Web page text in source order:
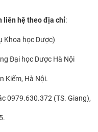
liên hệ theo địa chỉ:
Khoa học Dược)
Đại học Dược Hà Nội
Kiếm, Hà Nội.
0979.630.372 (TS. Giang),